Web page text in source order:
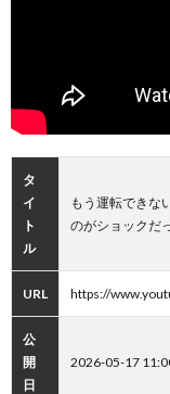
タ
イ
ト
ル
もう運転できな
のがショックだ
URL https://
公
開
日
2026-05-17